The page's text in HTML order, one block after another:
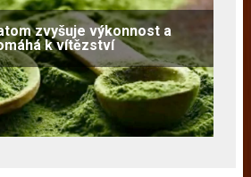
zvyšuje výkonnost a
k vítězství